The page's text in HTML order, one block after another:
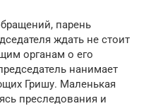
парень
ждать не стоит
органам о его
нанимает
Гришу. Маленькая
преследования и